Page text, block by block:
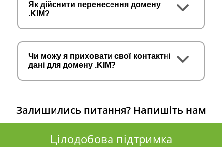
Як дійснити перенесення домену
.KIM?
Чи можу я приховати свої контактні
дані для домену .KIM?
Залишились питання? Напишіть нам
Цілодобова підтримка